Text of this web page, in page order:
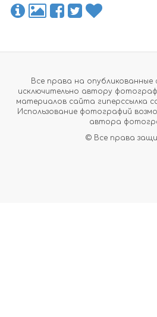
Все права на
исключительно автору
материалов сайта гиперссылка
Использование фотографий
автора
© Все права